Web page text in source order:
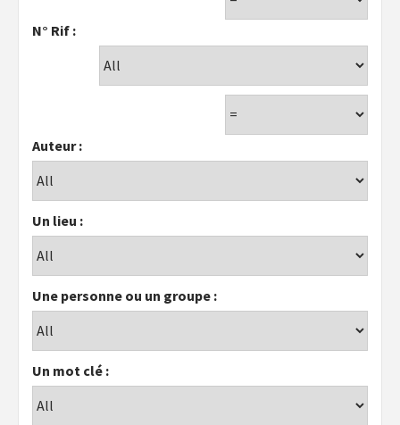
N° Rif :
Auteur :
Un lieu :
Une personne ou un groupe :
Un mot clé :